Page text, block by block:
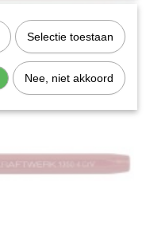
Selectie toestaan
Nee, niet akkoord